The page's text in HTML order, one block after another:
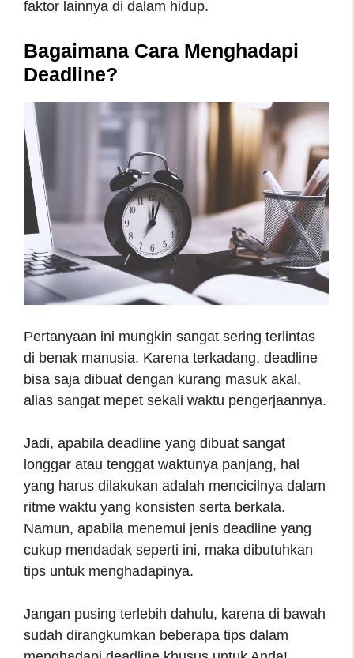
faktor lainnya di dalam hidup.
Bagaimana Cara Menghadapi
Deadline?
Pertanyaan ini mungkin sangat sering terlintas
di benak manusia. Karena terkadang, deadline
bisa saja dibuat dengan kurang masuk akal,
alias sangat mepet sekali waktu pengerjaannya.
Jadi, apabila deadline yang dibuat sangat
longgar atau tenggat waktunya panjang, hal
yang harus dilakukan adalah mencicilnya dalam
ritme waktu yang konsisten serta berkala.
Namun, apabila menemui jenis deadline yang
cukup mendadak seperti ini, maka dibutuhkan
tips untuk menghadapinya.
Jangan pusing terlebih dahulu, karena di bawah
sudah dirangkumkan beberapa tips dalam